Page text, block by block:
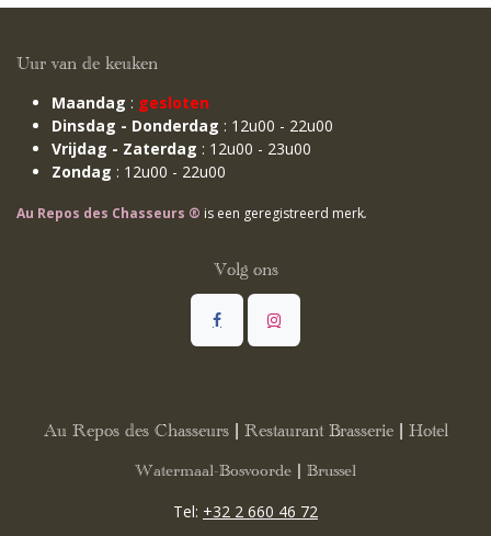
Uur van de keuken
Maandag : gesloten
Dinsdag - Donderdag : 12u00 - 22u00
Vrijdag - Zaterdag : 12u00 - 23u00
Zondag : 12u00 - 22u00
Au Repos des Chasseurs ® is een geregistreerd merk.
Volg ons
Au Repos des Chasseurs | Restaurant Brasserie | Hotel
Watermaal-Bosvoorde | Brussel
Tel: +32 2 660 46 72